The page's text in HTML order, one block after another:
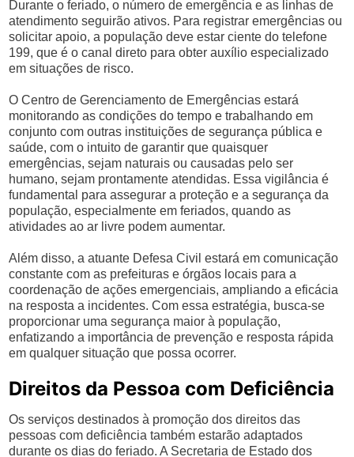
Durante o feriado, o número de emergência e as linhas de
atendimento seguirão ativos. Para registrar emergências ou
solicitar apoio, a população deve estar ciente do telefone
199, que é o canal direto para obter auxílio especializado
em situações de risco.
O Centro de Gerenciamento de Emergências estará
monitorando as condições do tempo e trabalhando em
conjunto com outras instituições de segurança pública e
saúde, com o intuito de garantir que quaisquer
emergências, sejam naturais ou causadas pelo ser
humano, sejam prontamente atendidas. Essa vigilância é
fundamental para assegurar a proteção e a segurança da
população, especialmente em feriados, quando as
atividades ao ar livre podem aumentar.
Além disso, a atuante Defesa Civil estará em comunicação
constante com as prefeituras e órgãos locais para a
coordenação de ações emergenciais, ampliando a eficácia
na resposta a incidentes. Com essa estratégia, busca-se
proporcionar uma segurança maior à população,
enfatizando a importância de prevenção e resposta rápida
em qualquer situação que possa ocorrer.
Direitos da Pessoa com Deficiência
Os serviços destinados à promoção dos direitos das
pessoas com deficiência também estarão adaptados
durante os dias do feriado. A Secretaria de Estado dos